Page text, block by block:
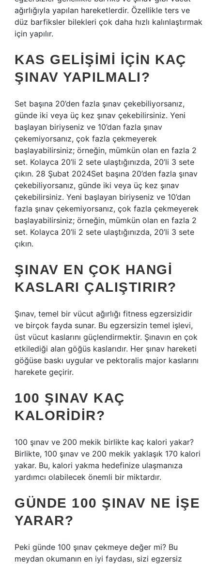
ağırlığıyla yapılan hareketlerdir. Özellikle ters ve
düz barfiksler bilekleri çok daha hızlı kalınlaştırmak
için yapılır.
KAS GELIŞIMI IÇIN KAÇ
ŞINAV YAPILMALI?
Set başına 20’den fazla şınav çekebiliyorsanız,
günde iki veya üç kez şınav çekebilirsiniz. Yeni
başlayan biriyseniz ve 10’dan fazla şınav
çekemiyorsanız, çok fazla çekmeyerek
başlayabilirsiniz; örneğin, mümkün olan en fazla 2
set. Kolayca 20’li 2 sete ulaştığınızda, 20’li 3 sete
çıkın. 28 Şubat 2024Set başına 20’den fazla şınav
çekebiliyorsanız, günde iki veya üç kez şınav
çekebilirsiniz. Yeni başlayan biriyseniz ve 10’dan
fazla şınav çekemiyorsanız, çok fazla çekmeyerek
başlayabilirsiniz; örneğin, mümkün olan en fazla 2
set. Kolayca 20’li 2 sete ulaştığınızda, 20’li 3 sete
çıkın.
ŞINAV EN ÇOK HANGI
KASLARI ÇALIŞTIRIR?
Şınav, temel bir vücut ağırlığı fitness egzersizidir
ve birçok fayda sunar. Bu egzersizin temel işlevi,
üst vücut kaslarını güçlendirmektir. Şınavın en çok
etkilediği alan göğüs kaslarıdır. Her şınav hareketi
göğüse baskı uygular ve pektoralis major kaslarını
harekete geçirir.
100 ŞINAV KAÇ
KALORIDIR?
100 şınav ve 200 mekik birlikte kaç kalori yakar?
Birlikte, 100 şınav ve 200 mekik yaklaşık 170 kalori
yakar. Bu, kalori yakma hedefinize ulaşmanıza
yardımcı olabilecek önemli bir miktardır.
GÜNDE 100 ŞINAV NE IŞE
YARAR?
Peki günde 100 şınav çekmeye değer mi? Bu
meydan okumanın en iyi faydası, sizi egzersiz